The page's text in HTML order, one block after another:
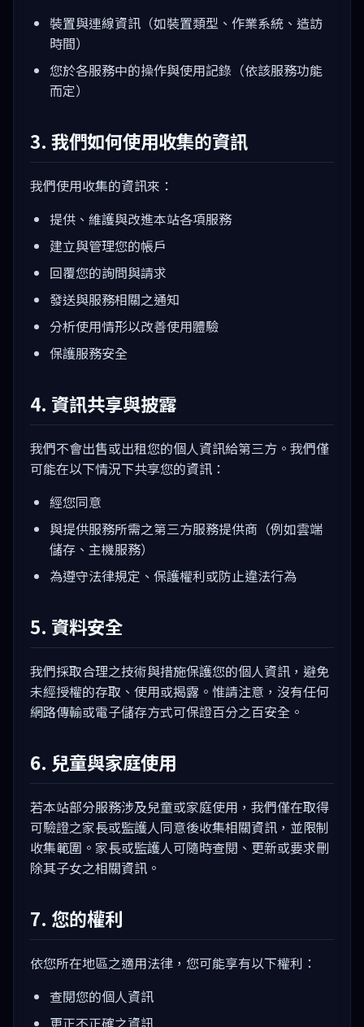
裝置與連線資訊（如裝置類型、作業系統、造訪
時間）
您於各服務中的操作與使用記錄（依該服務功能
而定）
3. 我們如何使用收集的資訊
我們使用收集的資訊來：
提供、維護與改進本站各項服務
建立與管理您的帳戶
回覆您的詢問與請求
發送與服務相關之通知
分析使用情形以改善使用體驗
保護服務安全
4. 資訊共享與披露
我們不會出售或出租您的個人資訊給第三方。我們僅
可能在以下情況下共享您的資訊：
經您同意
與提供服務所需之第三方服務提供商（例如雲端
儲存、主機服務）
為遵守法律規定、保護權利或防止違法行為
5. 資料安全
我們採取合理之技術與措施保護您的個人資訊，避免
未經授權的存取、使用或揭露。惟請注意，沒有任何
網路傳輸或電子儲存方式可保證百分之百安全。
6. 兒童與家庭使用
若本站部分服務涉及兒童或家庭使用，我們僅在取得
可驗證之家長或監護人同意後收集相關資訊，並限制
收集範圍。家長或監護人可隨時查閱、更新或要求刪
除其子女之相關資訊。
7. 您的權利
依您所在地區之適用法律，您可能享有以下權利：
查閱您的個人資訊
更正不正確之資訊